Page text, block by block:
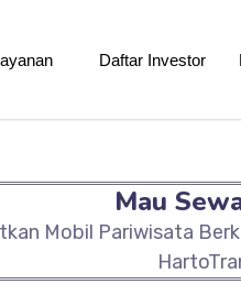
Daftar Investor
Mau
Mobil Pariwisata